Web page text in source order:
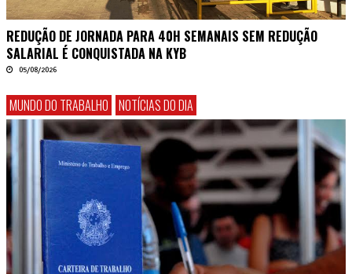
REDUÇÃO DE JORNADA PARA 40H SEMANAIS SEM REDUÇÃO
SALARIAL É CONQUISTADA NA KYB
05/08/2026
MUNDO DO TRABALHO NOTÍCIAS DO DIA